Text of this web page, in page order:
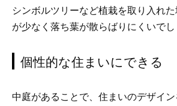
シンボルツリーなど植栽を取り入れ
が少なく落ち葉が散らばりにくいでし
個性的な住まいにできる
中庭があることで、住まいのデザイ